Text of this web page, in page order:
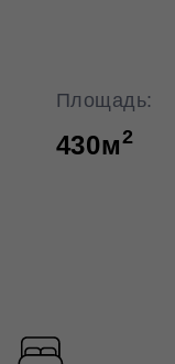
Площадь:
430м2